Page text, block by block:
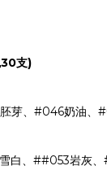
支)
芽、#046奶油、
白、##053岩灰